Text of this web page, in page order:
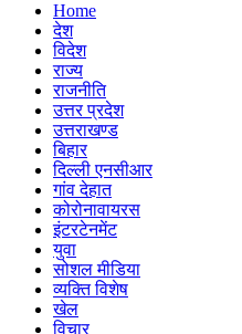
Home
देश
विदेश
राज्य
राजनीति
उत्तर प्रदेश
उत्तराखण्ड
बिहार
दिल्ली एनसीआर
गांव देहात
कोरोनावायरस
इंटरटेनमेंट
युवा
सोशल मीडिया
व्यक्ति विशेष
खेल
विचार